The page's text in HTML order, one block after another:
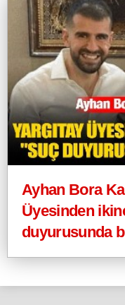
Ayhan Bora
Üyesinden
duyurusunda